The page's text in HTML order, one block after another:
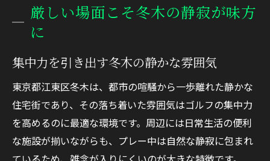
厳しい場面こそ冬木の静寂が味方
に
集中力を引き出す冬木の静かな雰囲気
東京都江東区冬木は、都市の喧騒から一歩離れた静かな
住宅街であり、その落ち着いた雰囲気はゴルフの集中力
を高めるのに最適な環境です。周辺には日常生活の便利
な施設が揃いながらも、プレー中は自然な静寂に包まれ